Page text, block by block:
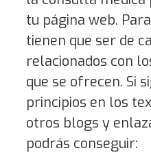
tu página web.
tienen que ser de
relacionados con
que se ofrecen. Si
principios en los
otros blogs y
podrás conseguir: